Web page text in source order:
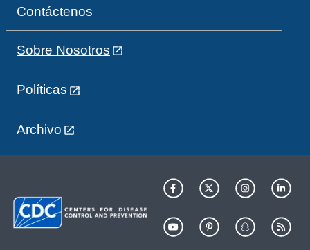
Contáctenos
Sobre Nosotros
Políticas
Archivo